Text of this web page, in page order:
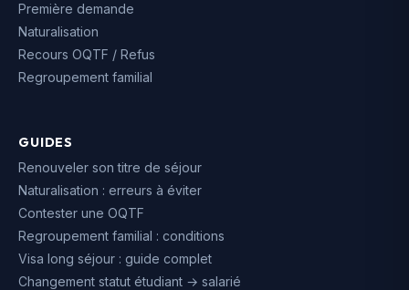
Première demande
Naturalisation
Recours OQTF / Refus
Regroupement familial
GUIDES
Renouveler son titre de séjour
Naturalisation : erreurs à éviter
Contester une OQTF
Regroupement familial : conditions
Visa long séjour : guide complet
Changement statut étudiant → salarié